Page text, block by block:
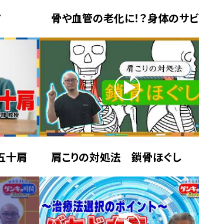
骨や血管の老化に！？身体のサビ
十肩 肩こりの対処法 鎖骨ほぐし